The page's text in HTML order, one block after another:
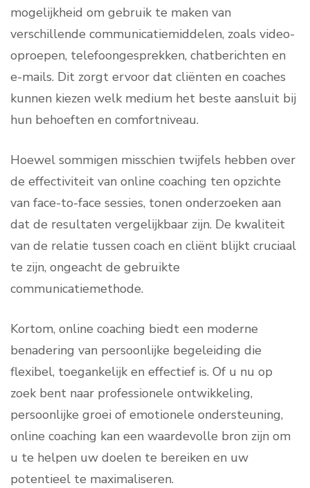
mogelijkheid om gebruik te maken van
verschillende communicatiemiddelen, zoals video-
oproepen, telefoongesprekken, chatberichten en
e-mails. Dit zorgt ervoor dat cliënten en coaches
kunnen kiezen welk medium het beste aansluit bij
hun behoeften en comfortniveau.
Hoewel sommigen misschien twijfels hebben over
de effectiviteit van online coaching ten opzichte
van face-to-face sessies, tonen onderzoeken aan
dat de resultaten vergelijkbaar zijn. De kwaliteit
van de relatie tussen coach en cliënt blijkt cruciaal
te zijn, ongeacht de gebruikte
communicatiemethode.
Kortom, online coaching biedt een moderne
benadering van persoonlijke begeleiding die
flexibel, toegankelijk en effectief is. Of u nu op
zoek bent naar professionele ontwikkeling,
persoonlijke groei of emotionele ondersteuning,
online coaching kan een waardevolle bron zijn om
u te helpen uw doelen te bereiken en uw
potentieel te maximaliseren.